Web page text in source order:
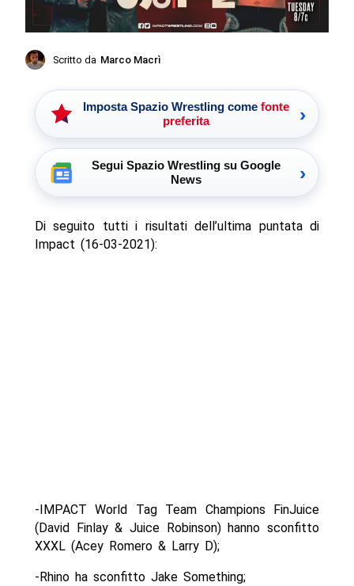
Scritto da Marco Macrì
Imposta Spazio Wrestling come fonte
preferita
›
Segui Spazio Wrestling su Google
News
›
Di seguito tutti i risultati dell’ultima puntata di
Impact (16-03-2021):
-IMPACT World Tag Team Champions FinJuice
(David Finlay & Juice Robinson) hanno sconfitto
XXXL (Acey Romero & Larry D);
-Rhino ha sconfitto Jake Something;